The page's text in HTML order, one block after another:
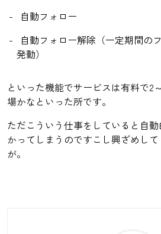
自動フォロー
自動フォロー解除（一定期間の
発動）
といった機能でサービスは有料で2
場かなといった所です。
ただこういう仕事をしていると自
かってしまうのですこし興ざめし
が。